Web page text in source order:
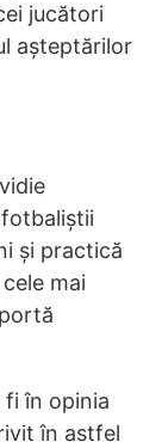
jucători
așteptărilor
și practică
mai
fi în opinia
în astfel